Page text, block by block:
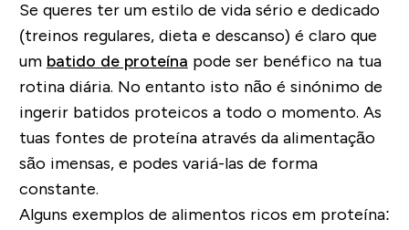
Se queres ter um estilo de vida sério e dedicado
(treinos regulares, dieta e descanso) é claro que
um batido de proteína pode ser benéfico na tua
rotina diária. No entanto isto não é sinónimo de
ingerir batidos proteicos a todo o momento. As
tuas fontes de proteína através da alimentação
são imensas, e podes variá-las de forma
constante.
Alguns exemplos de alimentos ricos em proteína: